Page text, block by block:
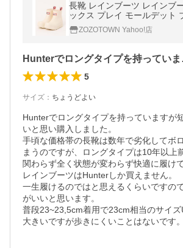
長靴 レインブーツ レインブ
ックス プレイ モールデット
ス メンズ
ZOZOTOWN Yahoo!店
Hunterでロングタイプを持ってい
5
サイズ ： ちょうどよい
Hunterでロングタイプを持っていますが
いと思い購入しました。
手頃な価格帯の長靴は数年で劣化してボ
まうのですが、ロングタイプは10年以上
関わらず全く状態が変わらず快適に履け
レインブーツはHunterしか買えません。
一生履けるのではと思えるくらいですの
がいいと思います。
普段23~23,5cm着用で23cm相当のサイズ
大きいですが歩きにくいことはないです。